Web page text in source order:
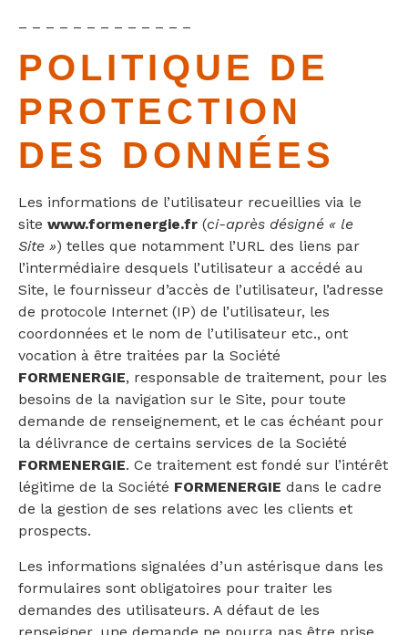
– – – – – – – – – – – – –
POLITIQUE DE
PROTECTION
DES DONNÉES
Les informations de l’utilisateur recueillies via le
site www.formenergie.fr (ci-après désigné « le
Site ») telles que notamment l’URL des liens par
l’intermédiaire desquels l’utilisateur a accédé au
Site, le fournisseur d’accès de l’utilisateur, l’adresse
de protocole Internet (IP) de l’utilisateur, les
coordonnées et le nom de l’utilisateur etc., ont
vocation à être traitées par la Société
FORMENERGIE, responsable de traitement, pour les
besoins de la navigation sur le Site, pour toute
demande de renseignement, et le cas échéant pour
la délivrance de certains services de la Société
FORMENERGIE. Ce traitement est fondé sur l’intérêt
légitime de la Société FORMENERGIE dans le cadre
de la gestion de ses relations avec les clients et
prospects.
Les informations signalées d’un astérisque dans les
formulaires sont obligatoires pour traiter les
demandes des utilisateurs. A défaut de les